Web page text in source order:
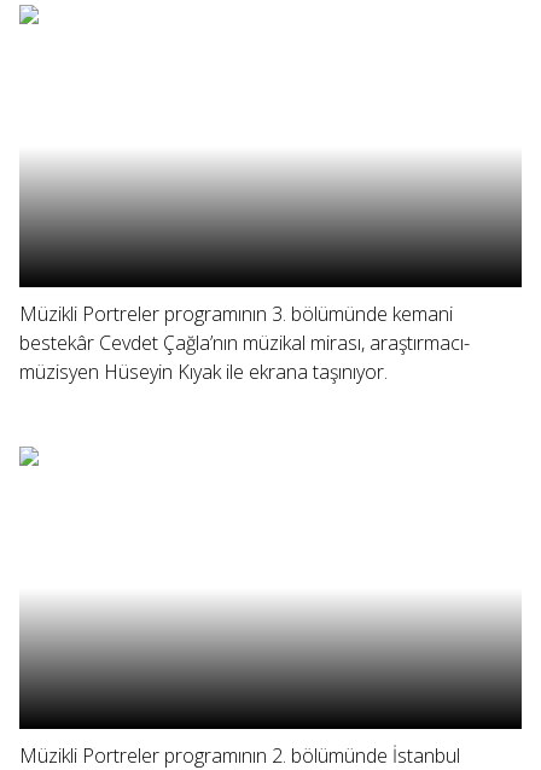
Müzikli Portreler programının 3. bölümünde kemani
bestekâr Cevdet Çağla’nın müzikal mirası, araştırmacı-
müzisyen Hüseyin Kıyak ile ekrana taşınıyor.
Müzikli Portreler programının 2. bölümünde İstanbul